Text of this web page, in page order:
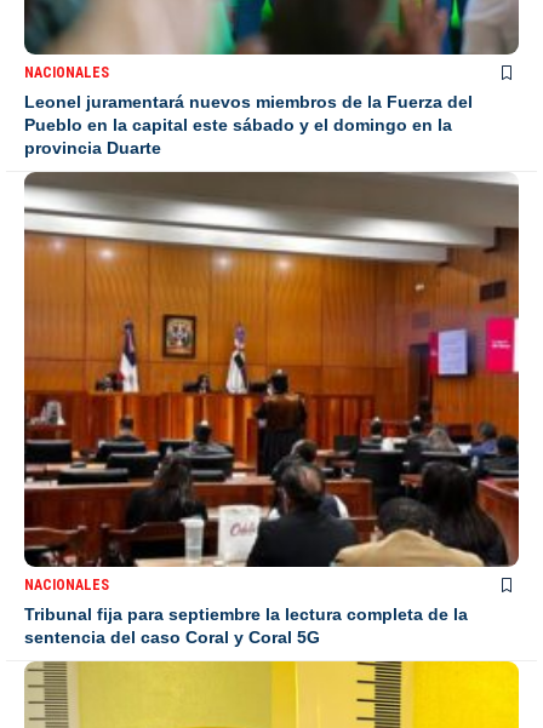
NACIONALES
Leonel juramentará nuevos miembros de la Fuerza del
Pueblo en la capital este sábado y el domingo en la
provincia Duarte
NACIONALES
Tribunal fija para septiembre la lectura completa de la
sentencia del caso Coral y Coral 5G